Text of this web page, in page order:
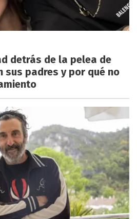
detrás de la pelea de
sus padres y por qué no